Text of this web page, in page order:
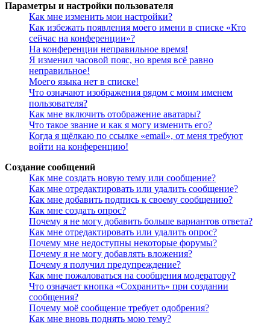
Параметры и настройки пользователя
Как мне изменить мои настройки?
Как избежать появления моего имени в списке «Кто
сейчас на конференции»?
На конференции неправильное время!
Я изменил часовой пояс, но время всё равно
неправильное!
Моего языка нет в списке!
Что означают изображения рядом с моим именем
пользователя?
Как мне включить отображение аватары?
Что такое звание и как я могу изменить его?
Когда я щёлкаю по ссылке «email», от меня требуют
войти на конференцию!
Создание сообщений
Как мне создать новую тему или сообщение?
Как мне отредактировать или удалить сообщение?
Как мне добавить подпись к своему сообщению?
Как мне создать опрос?
Почему я не могу добавить больше вариантов ответа?
Как мне отредактировать или удалить опрос?
Почему мне недоступны некоторые форумы?
Почему я не могу добавлять вложения?
Почему я получил предупреждение?
Как мне пожаловаться на сообщения модератору?
Что означает кнопка «Сохранить» при создании
сообщения?
Почему моё сообщение требует одобрения?
Как мне вновь поднять мою тему?